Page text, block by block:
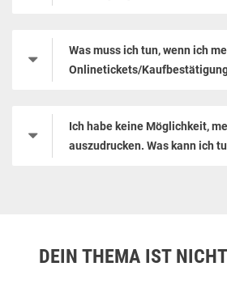
Was muss ich tun, wenn ich
Onlinetickets/
Ich habe keine Möglichkeit,
auszudrucken. Was kann ich
DEIN THEMA IST